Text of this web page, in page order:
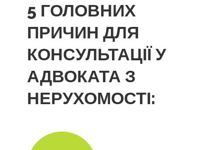
5 ГОЛОВНИХ
ПРИЧИН ДЛЯ
КОНСУЛЬТАЦІЇ У
АДВОКАТА З
НЕРУХОМОСТІ: